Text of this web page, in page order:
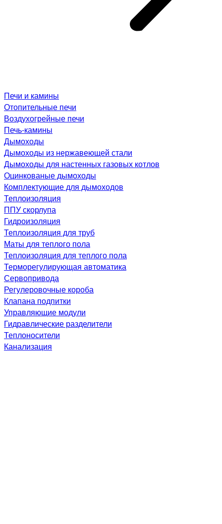
Печи и камины
Отопительные печи
Воздухогрейные печи
Печь-камины
Дымоходы
Дымоходы из нержавеющей стали
Дымоходы для настенных газовых котлов
Оцинкованые дымоходы
Комплектующие для дымоходов
Теплоизоляция
ППУ скорлупа
Гидроизоляция
Теплоизоляция для труб
Маты для теплого пола
Теплоизоляция для теплого пола
Терморегулирующая автоматика
Сервопривода
Регулеровочные короба
Клапана подпитки
Управляющие модули
Гидравлические разделители
Теплоносители
Канализация